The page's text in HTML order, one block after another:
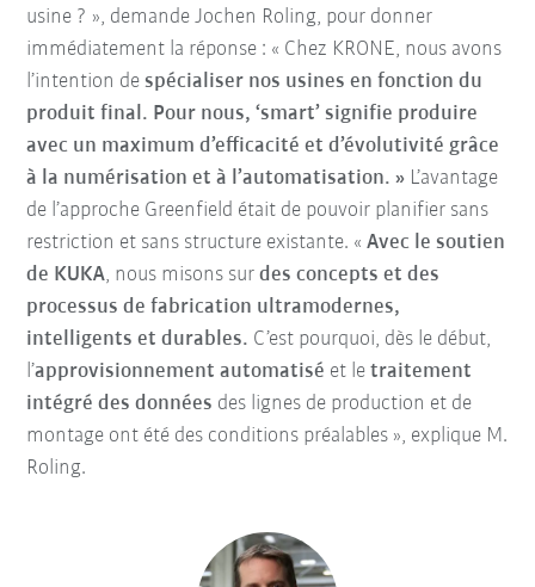
usine ? », demande Jochen Roling, pour donner
immédiatement la réponse : « Chez KRONE, nous avons
l’intention despécialiser nos usines en fonction du
produit final. Pour nous, ‘smart’ signifie produire
avec un maximum d’efficacité et d’évolutivité grâce
à la numérisation et à l’automatisation. » L’avantage
de l’approche Greenfield était de pouvoir planifier sans
restriction et sans structure existante. «Avec le soutien
de KUKA, nous misons surdes concepts et des
processus de fabrication ultramodernes,
intelligents et durables. C’est pourquoi, dès le début,
l’approvisionnement automatisé et letraitement
intégré des données des lignes de production et de
montage ont été des conditions préalables », explique M.
Roling.